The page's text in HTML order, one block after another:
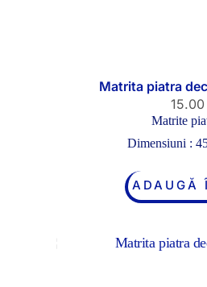
Matrita piatra
15.00
Matrite
Dimensiuni :
ADAUGĂ